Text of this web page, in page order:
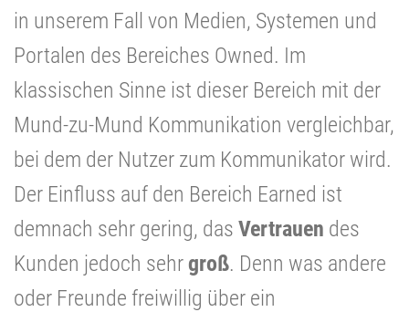
in unserem Fall von Medien, Systemen und
Portalen des Bereiches Owned. Im
klassischen Sinne ist dieser Bereich mit der
Mund-zu-Mund Kommunikation vergleichbar,
bei dem der Nutzer zum Kommunikator wird.
Der Einfluss auf den Bereich Earned ist
demnach sehr gering, das Vertrauen des
Kunden jedoch sehrgroß. Denn was andere
oder Freunde freiwillig über ein